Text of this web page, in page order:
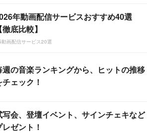
年動画配信サービスおすすめ40選
【徹底比較】
動画配信サービス20選
週の音楽ランキングから、ヒットの推移
チェック！
写会、登壇イベント、サインチェキなど
レゼント！